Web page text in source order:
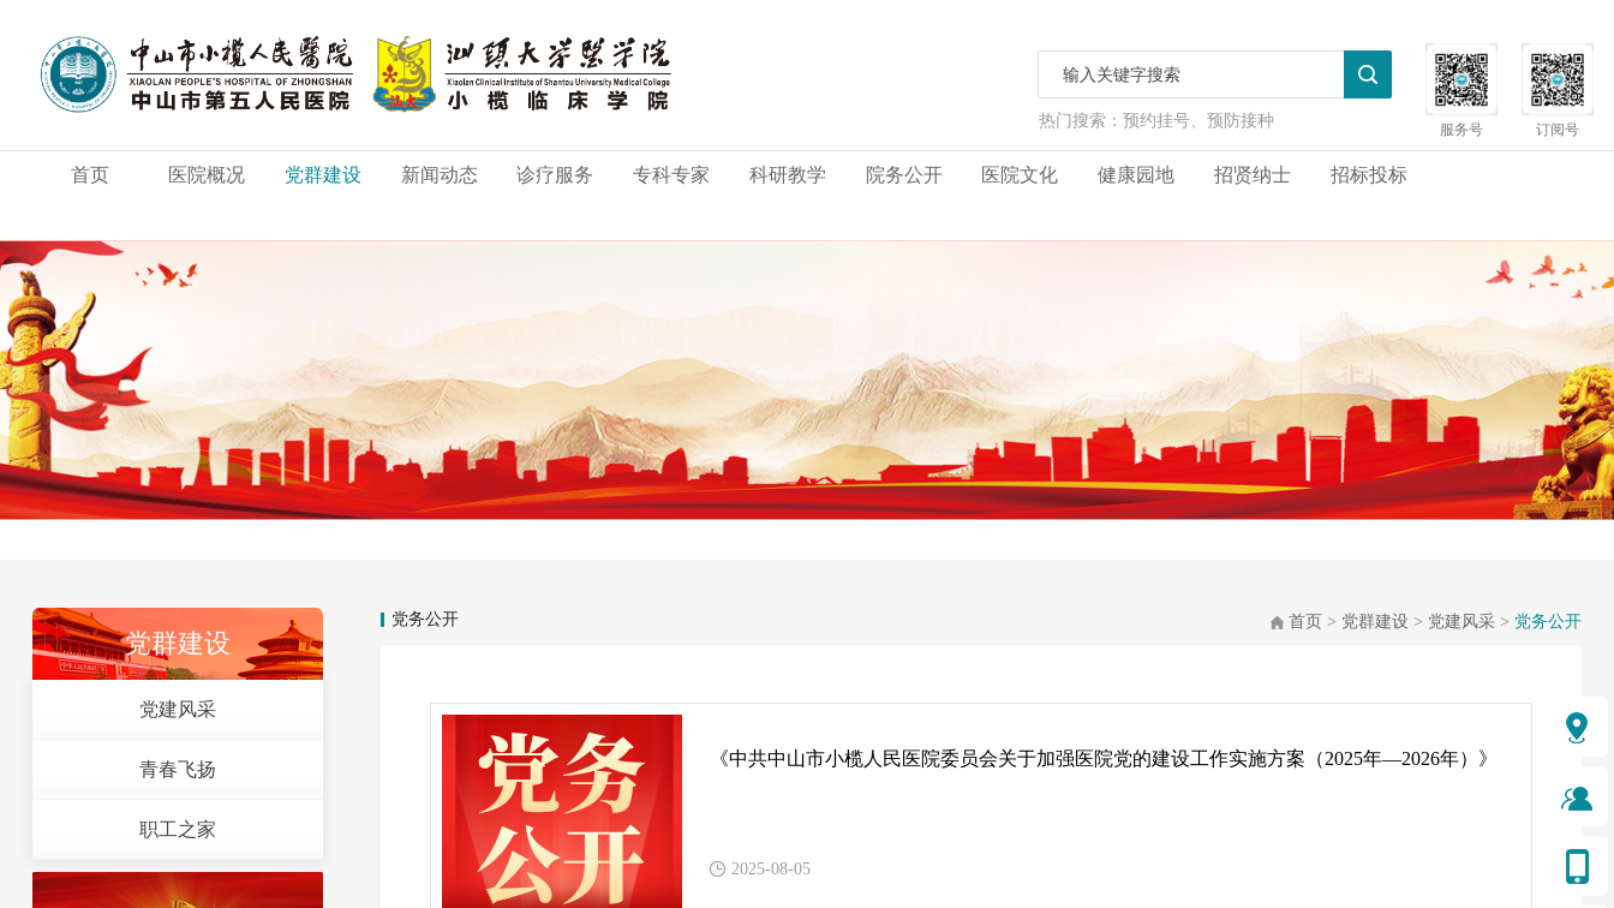
热门搜索：预约挂号、预防接种 服务号 订阅号
首页 医院概况 党群建设 新闻动态 诊疗服务 专科专家 科研教学 院务公开 医院文化 健康园地 招贤纳士 招标投标
党群建设
党建风采
青春飞扬
职工之家
首页 > 党群建设 > 党建风采 > 党务公开
党务公开
《中共中山市小榄人民医院委员会关于加强医院党的建设工作实施方案（2025年—2026年）》
2025-08-05